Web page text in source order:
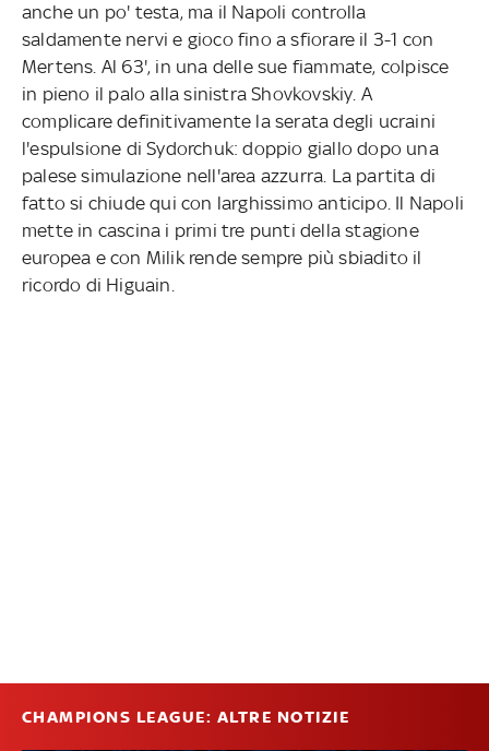
anche un po' testa, ma il Napoli controlla
saldamente nervi e gioco fino a sfiorare il 3-1 con
Mertens. Al 63', in una delle sue fiammate, colpisce
in pieno il palo alla sinistra Shovkovskiy. A
complicare definitivamente la serata degli ucraini
l'espulsione di Sydorchuk: doppio giallo dopo una
palese simulazione nell'area azzurra. La partita di
fatto si chiude qui con larghissimo anticipo. Il Napoli
mette in cascina i primi tre punti della stagione
europea e con Milik rende sempre più sbiadito il
ricordo di Higuain.
CHAMPIONS LEAGUE: ALTRE NOTIZIE